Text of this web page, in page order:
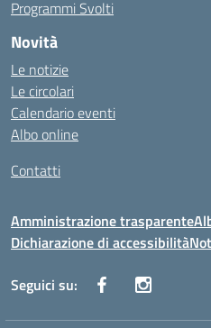
Programmi Svolti
Novità
Le notizie
Le circolari
Calendario eventi
Albo online
Contatti
Amministrazione trasparente
Dichiarazione di accessibilità
Seguici su: